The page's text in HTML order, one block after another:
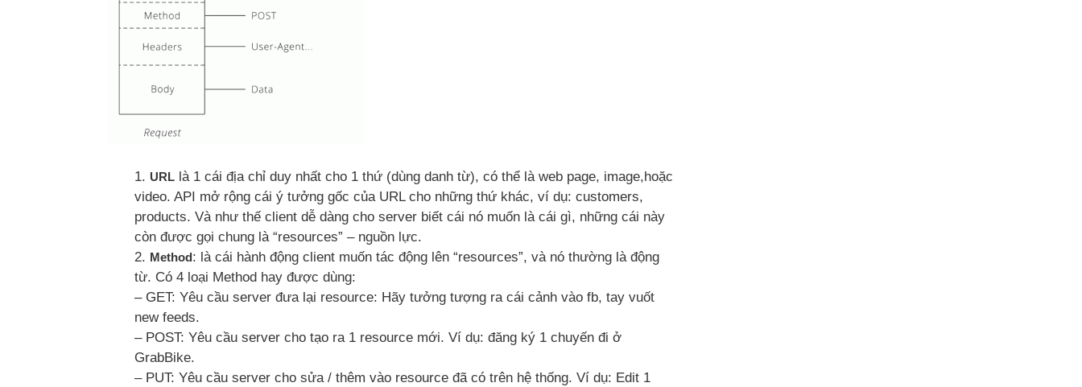
URL là 1 cái địa chỉ duy nhất cho 1 thứ (dùng danh từ), có thể là web page, image,hoặc
video. API mở rộng cái ý tưởng gốc của URL cho những thứ khác, ví dụ: customers,
products. Và như thế client dễ dàng cho server biết cái nó muốn là cái gì, những cái này
còn được gọi chung là “resources” – nguồn lực.
Method: là cái hành động client muốn tác động lên “resources”, và nó thường là động
từ. Có 4 loại Method hay được dùng:
– GET: Yêu cầu server đưa lại resource: Hãy tưởng tượng ra cái cảnh vào fb, tay vuốt
new feeds.
– POST: Yêu cầu server cho tạo ra 1 resource mới. Ví dụ: đăng ký 1 chuyến đi ở
GrabBike.
– PUT: Yêu cầu server cho sửa / thêm vào resource đã có trên hệ thống. Ví dụ: Edit 1